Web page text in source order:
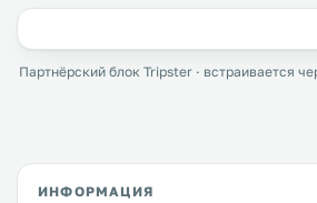
Партнёрский блок Tripster · встраивается
ИНФОРМАЦИЯ